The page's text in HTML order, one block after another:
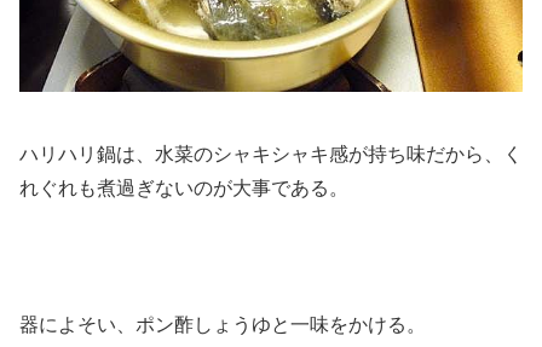
ハリハリ鍋は、水菜のシャキシャキ感が持ち味だから、く
れぐれも煮過ぎないのが大事である。
器によそい、ポン酢しょうゆと一味をかける。